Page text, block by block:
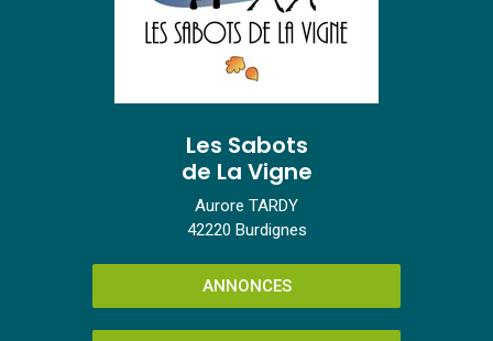
Les Sabots
de La Vigne
Aurore TARDY
42220 Burdignes
ANNONCES